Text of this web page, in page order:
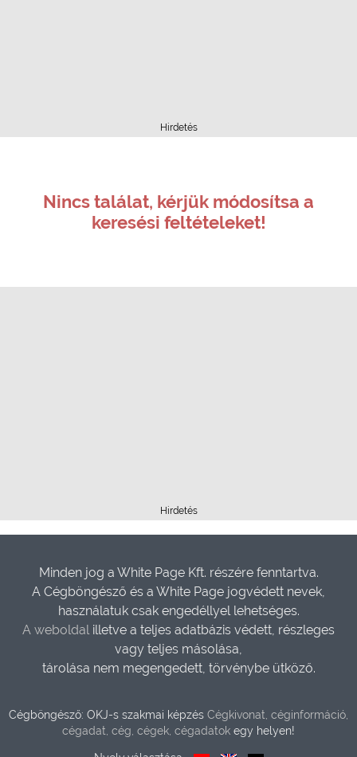
Hirdetés
Nincs találat, kérjük módosítsa a
keresési feltételeket!
Hirdetés
Minden jog a White Page Kft. részére fenntartva.
A Cégböngésző és a White Page jogvédett nevek,
használatuk csak engedéllyel lehetséges.
A weboldal illetve a teljes adatbázis védett, részleges
vagy teljes másolása,
tárolása nem megengedett, törvénybe ütköző.
Cégböngésző: OKJ-s szakmai képzés Cégkivonat, céginformáció,
cégadat, cég, cégek, cégadatok egy helyen!